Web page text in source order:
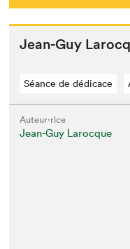
Jean-Guy
Séance de dédicace
Auteur·rice
Jean-Guy Larocque